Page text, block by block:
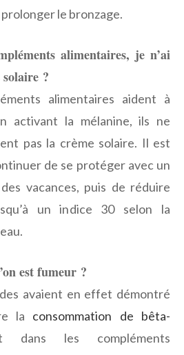
le bronzage.
alimentaires, je n’ai
?
alimentaires aident à
activant la mélanine, ils ne
pas la crème solaire. Il est
de se protéger avec un
vacances, puis de réduire
un indice 30 selon la
est fumeur ?
avaient en effet démontré
la consommation de bêta-
dans les compléments